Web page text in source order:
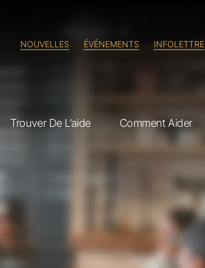
NOUVELLES ÉVÉNEMENTS INFOLETTRE
Trouver De L’aide Comment Aider